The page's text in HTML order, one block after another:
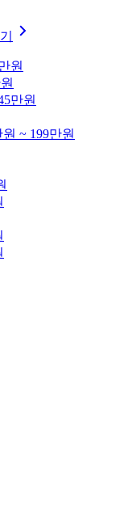
원
만원
원 ~ 199만원